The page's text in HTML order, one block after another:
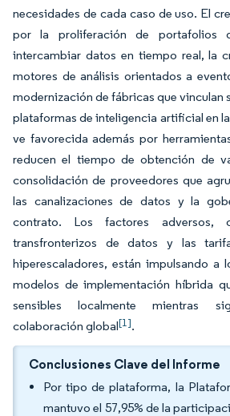
necesidades de cada caso de uso. El
por la proliferación de portafolios
intercambiar datos en tiempo real, la
motores de análisis orientados a
modernización de fábricas que vinculan
plataformas de inteligencia artificial en
ve favorecida además por
reducen el tiempo de obtención de
consolidación de proveedores que
las canalizaciones de datos y la
contrato. Los factores adversos,
transfronterizos de datos y las
hiperescaladores, están impulsando a
modelos de implementación híbrida
sensibles localmente mientras
colaboración global[1].
Conclusiones Clave del Informe
Por tipo de plataforma, la
mantuvo el 57,95% de la